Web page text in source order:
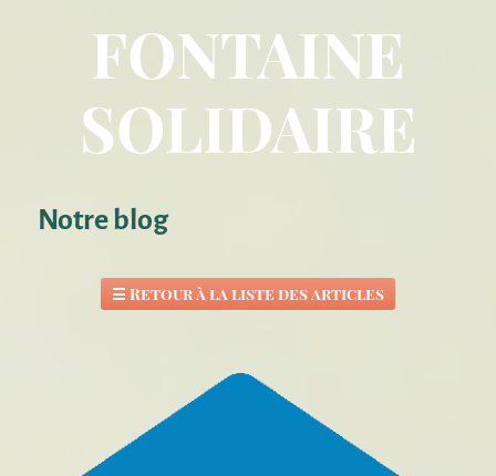
FONTAINE
SOLIDAIRE
Notre blog
☰ Retour à la liste des articles